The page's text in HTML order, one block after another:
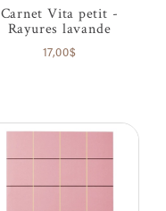
Carnet Vita petit -
Rayures lavande
17,00$